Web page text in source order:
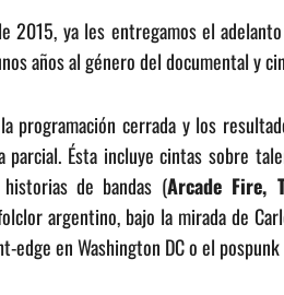
2015, ya les entregamos el
años al género del documental y
cerrada y los
parcial. Ésta incluye cintas sobre
de bandas (Arcade Fire,
argentino, bajo la mirada de
en Washington DC o el